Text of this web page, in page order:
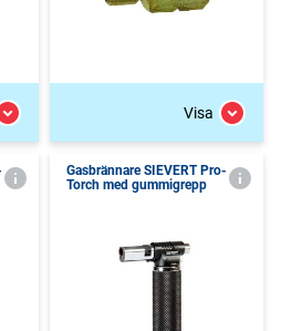
Visa
Gasbrännare SIEVERT Pro-
Torch med gummigrepp